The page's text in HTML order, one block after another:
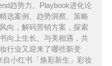
趋势力、Playbook进化论
选案例、趋势洞察、策略
向，解码营销方案，探索
向上生长。与美相遇，共
行业又迎来了哪些新变
自小红书「焕彩新生」彩妆